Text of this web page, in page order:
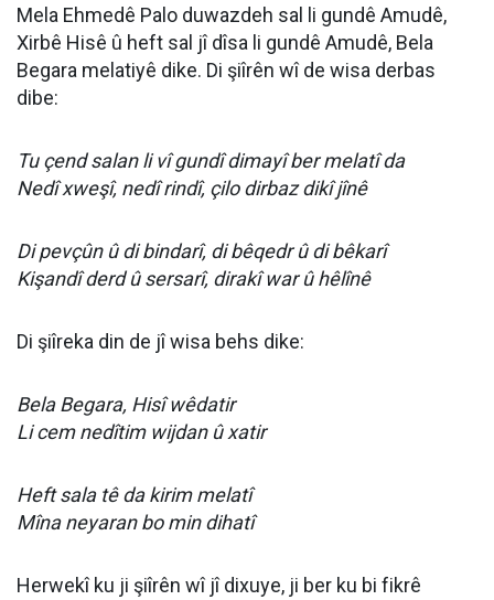
Mela Ehmedê Palo duwazdeh sal li gundê Amudê,
Xirbê Hisê û heft sal jî dîsa li gundê Amudê, Bela
Begara melatiyê dike. Di şiîrên wî de wisa derbas
dibe:
Tu çend salan li vî gundî dimayî ber melatî da
Nedî xweşî, nedî rindî, çilo dirbaz dikî jînê
Di pevçûn û di bindarî, di bêqedr û di bêkarî
Kişandî derd û sersarî, dirakî war û hêlînê
Di şiîreka din de jî wisa behs dike:
Bela Begara, Hisî wêdatir
Li cem nedîtim wijdan û xatir
Heft sala tê da kirim melatî
Mîna neyaran bo min dihatî
Herwekî ku ji şiîrên wî jî dixuye, ji ber ku bi fikrê